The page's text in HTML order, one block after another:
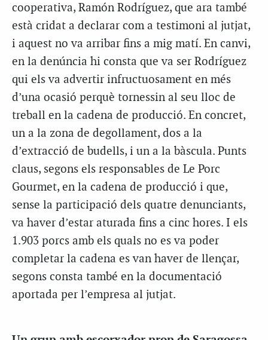
cooperativa, Ramón Rodríguez, que ara també
està cridat a declarar com a testimoni al jutjat,
i aquest no va arribar fins a mig matí. En canvi,
en la denúncia hi consta que va ser Rodríguez
qui els va advertir infructuosament en més
d’una ocasió perquè tornessin al seu lloc de
treball en la cadena de producció. En concret,
un a la zona de degollament, dos a la
d’extracció de budells, i un a la bàscula. Punts
claus, segons els responsables de Le Porc
Gourmet, en la cadena de producció i que,
sense la participació dels quatre denunciants,
va haver d’estar aturada fins a cinc hores. I els
1.903 porcs amb els quals no es va poder
completar la cadena es van haver de llençar,
segons consta també en la documentació
aportada per l’empresa al jutjat.